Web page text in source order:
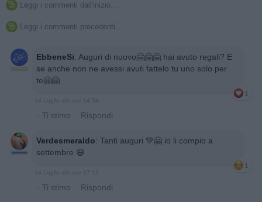
 Leggi i commenti dall'inizio...
 Leggi i commenti precedenti...
EbbeneSi: Auguri di nuovo🤗🤗🤗 hai avuto regali? E
se anche non ne avessi avuti fattelo tu uno solo per
te🤗🤗
1
· Ti stimo · Rispondi
Verdesmeraldo: Tanti auguri 💚🤗 io li compio a
settembre 😄
1
14 Luglio alle ore 17:12
· Ti stimo · Rispondi